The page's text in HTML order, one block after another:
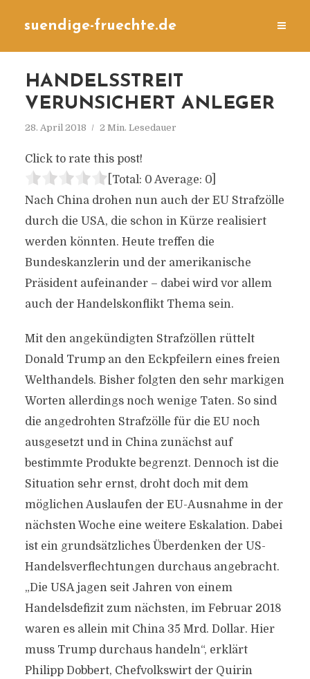
suendige-fruechte.de
HANDELSSTREIT
VERUNSICHERT ANLEGER
28. April 2018 2 Min. Lesedauer
Click to rate this post!
[Total: 0 Average: 0]
Nach China drohen nun auch der EU Strafzölle
durch die USA, die schon in Kürze realisiert
werden könnten. Heute treffen die
Bundeskanzlerin und der amerikanische
Präsident aufeinander – dabei wird vor allem
auch der Handelskonflikt Thema sein.
Mit den angekündigten Strafzöllen rüttelt
Donald Trump an den Eckpfeilern eines freien
Welthandels. Bisher folgten den sehr markigen
Worten allerdings noch wenige Taten. So sind
die angedrohten Strafzölle für die EU noch
ausgesetzt und in China zunächst auf
bestimmte Produkte begrenzt. Dennoch ist die
Situation sehr ernst, droht doch mit dem
möglichen Auslaufen der EU-Ausnahme in der
nächsten Woche eine weitere Eskalation. Dabei
ist ein grundsätzliches Überdenken der US-
Handelsverflechtungen durchaus angebracht.
„Die USA jagen seit Jahren von einem
Handelsdefizit zum nächsten, im Februar 2018
waren es allein mit China 35 Mrd. Dollar. Hier
muss Trump durchaus handeln“, erklärt
Philipp Dobbert, Chefvolkswirt der Quirin